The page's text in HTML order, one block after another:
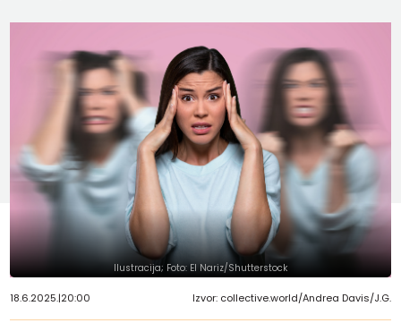
Ilustracija; Foto: El Nariz/Shutterstock
18.6.2025.|20:00 Izvor: collective.world/Andrea Davis/J.G.